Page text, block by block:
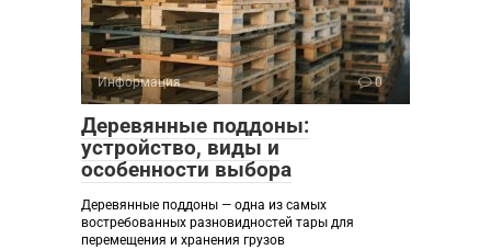
Информация 0
Деревянные поддоны:
устройство, виды и
особенности выбора
Деревянные поддоны — одна из самых
востребованных разновидностей тары для
перемещения и хранения грузов